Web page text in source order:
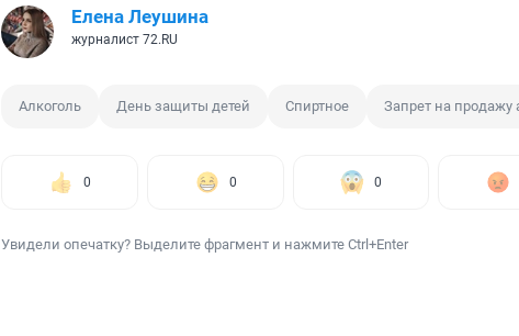
Елена Леушина
журналист 72.RU
Алкоголь День защиты детей Спиртное Запрет на продажу
0 0 0
Увидели опечатку? Выделите фрагмент и нажмите Ctrl+Enter